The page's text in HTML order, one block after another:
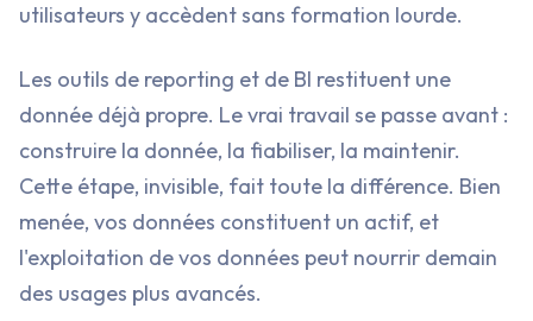
utilisateurs y accèdent sans formation lourde.
Les outils de reporting et de BI restituent une
donnée déjà propre. Le vrai travail se passe avant :
construire la donnée, la fiabiliser, la maintenir.
Cette étape, invisible, fait toute la différence. Bien
menée, vos données constituent un actif, et
l'exploitation de vos données peut nourrir demain
des usages plus avancés.